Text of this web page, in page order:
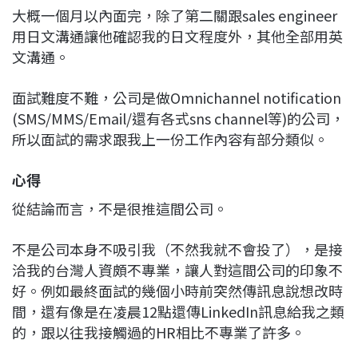
大概一個月以內面完，除了第二關跟sales engineer
用日文溝通讓他確認我的日文程度外，其他全部用英
文溝通。
面試難度不難，公司是做Omnichannel notification
(SMS/MMS/Email/還有各式sns channel等)的公司，
所以面試的需求跟我上一份工作內容有部分類似。
心得
從結論而言，不是很推這間公司。
不是公司本身不吸引我（不然我就不會投了），是接
洽我的台灣人資頗不專業，讓人對這間公司的印象不
好。例如最終面試的幾個小時前突然傳訊息說想改時
間，還有像是在凌晨12點還傳LinkedIn訊息給我之類
的，跟以往我接觸過的HR相比不專業了許多。